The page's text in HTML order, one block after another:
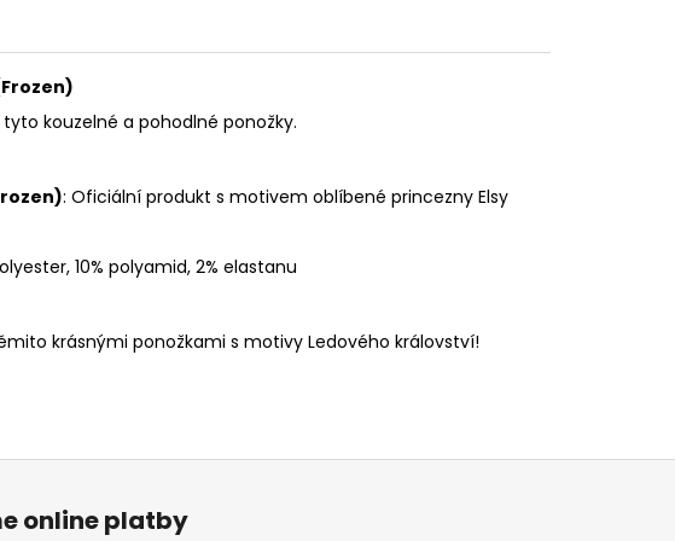
kouzelné a pohodlné ponožky.
: Oficiální produkt s motivem oblíbené princezny Elsy
10% polyamid, 2% elastanu
krásnými ponožkami s motivy Ledového království!
online platby